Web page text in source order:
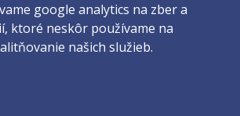
of Philosophy and Art · Trnava University
google analytics na zber a
ktoré neskôr používame na
našich služieb.